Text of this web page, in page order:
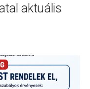
aktuális